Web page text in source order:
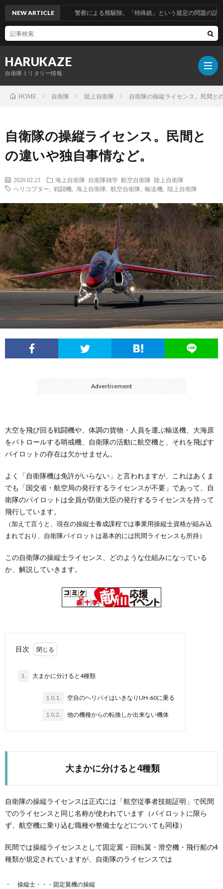
HARUKAZE
自衛隊ミリタリー情報
フ
ィ
ー
ル
ル
ー
イ
ン
航
空
自
衛
海
自
衛
自
NEW ARTICLE 警察による熊駆除。「特殊銃」という規定の問題の話。
HOME 自衛隊 陸上自衛隊 自衛隊の操縦ライセンス。民間と
自衛隊の操縦ライセンス。民間と
の違いや独自事情など。
2020.02.23 海上自衛隊 自衛隊雑学 航空自衛隊 陸上自衛隊
ヘリコプター
戦闘機 海上自衛隊 航空自衛隊 輸送機 陸上自衛隊
Advertisement
大空を飛び回る戦闘機や、体調の貨物・人員を運ぶ輸送機、大海原
をパトロールする哨戒機、自衛隊の活動に航空機と、それを飛ばす
パイロットの存在は欠かせません。
よく「自衛隊機は免許がいらない」と言われますが、これはあくま
でも「国交省・航空局の発行するライセンスが不要」であって、自
衛隊のパイロットは全員が防衛大臣の発行するライセンスを持って
飛行しています。
（加えて言うと、現在の操縦士養成課程では事業用操縦士資格が組み込
まれており、自衛隊パイロットは基本的には民間ライセンスも所持）
この自衛隊の操縦士ライセンス、どのような仕組みになっている
か、解説していきます。
目次
1. 大まかに分けると4種類
1.0.1. 空自のヘリパイはいきなりUH-60に乗る
1.0.2. 他の機種からの転換しか出来ない機体
大まかに分けると4種類
自衛隊の操縦ライセンスは正式には「航空従事者技能証明」で民間
でのライセンスと同じ名称が使われています（パイロットに限ら
ず、航空機に乗り込む職種や整備士などについても同様）
民間では操縦ライセンスとして固定翼・回転翼・滑空機・飛行船の4
種類が規定されていますが、自衛隊のライセンスでは
操縦士・・・固定翼機の操縦